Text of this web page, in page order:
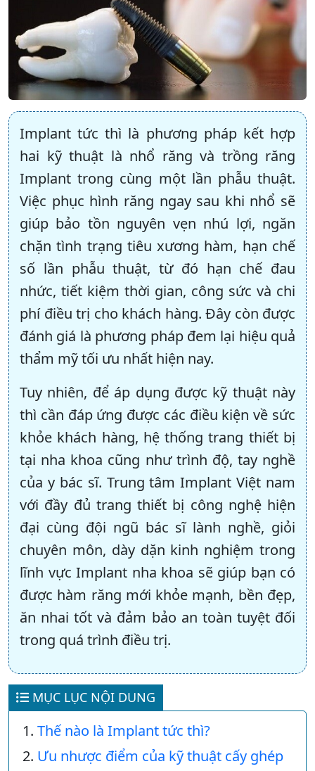
Implant tức thì là phương pháp kết hợp
hai kỹ thuật là nhổ răng và trồng răng
Implant trong cùng một lần phẫu thuật.
Việc phục hình răng ngay sau khi nhổ sẽ
giúp bảo tồn nguyên vẹn nhú lợi, ngăn
chặn tình trạng tiêu xương hàm, hạn chế
số lần phẫu thuật, từ đó hạn chế đau
nhức, tiết kiệm thời gian, công sức và chi
phí điều trị cho khách hàng. Đây còn được
đánh giá là phương pháp đem lại hiệu quả
thẩm mỹ tối ưu nhất hiện nay.
Tuy nhiên, để áp dụng được kỹ thuật này
thì cần đáp ứng được các điều kiện về sức
khỏe khách hàng, hệ thống trang thiết bị
tại nha khoa cũng như trình độ, tay nghề
của y bác sĩ. Trung tâm Implant Việt nam
với đầy đủ trang thiết bị công nghệ hiện
đại cùng đội ngũ bác sĩ lành nghề, giỏi
chuyên môn, dày dặn kinh nghiệm trong
lĩnh vực Implant nha khoa sẽ giúp bạn có
được hàm răng mới khỏe mạnh, bền đẹp,
ăn nhai tốt và đảm bảo an toàn tuyệt đối
trong quá trình điều trị.
MỤC LỤC NỘI DUNG
Thế nào là Implant tức thì?
Ưu nhược điểm của kỹ thuật cấy ghép